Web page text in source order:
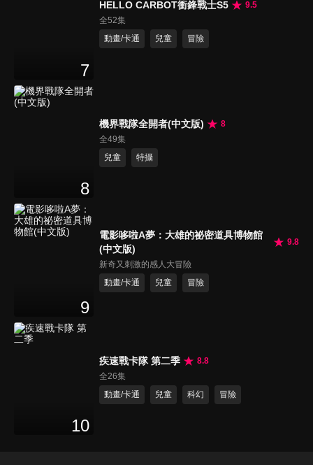
7
HELLO CARBOT衝鋒戰士S5
9.5
全52集
動畫/卡通
兒童 冒險
8
機界戰隊全開者(中文版)
8
全49集
兒童
特攝
9
電影哆啦A夢：大雄的祕密道具博物館
(中文版)
9.8
新奇又刺激的感人大冒險
動畫/卡通
兒童 冒險
10
疾速戰卡隊 第二季
8.8
全26集
動畫/卡通
兒童 科幻 冒險